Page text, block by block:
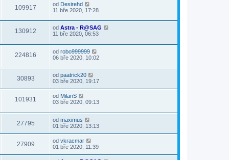
109917 od Desirehd
11 bře 2020, 17:28
130912 od Astra - R@SAG
11 bře 2020, 06:53
224816 od robo999999
06 bře 2020, 10:02
30893 od paatrick20
03 bře 2020, 19:17
101931 od MilanS
03 bře 2020, 09:13
27795 od maximus
01 bře 2020, 13:13
27909 od vkracmar
01 bře 2020, 11:39